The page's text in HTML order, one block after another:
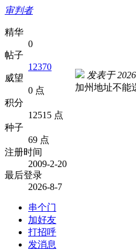
审判者
精华
0
帖子
12370
威望
0 点
积分
12515 点
种子
69 点
注册时间
2009-2-20
最后登录
2026-8-7
串个门
加好友
打招呼
发消息
发表于
加州地址不